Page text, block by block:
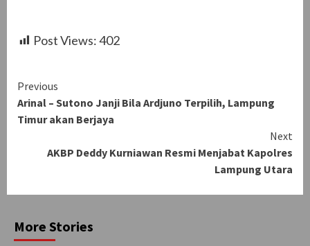
Post Views:402
Continue
Reading
Previous
Arinal – Sutono Janji Bila Ardjuno Terpilih, Lampung
Timur akan Berjaya
Next
AKBP Deddy Kurniawan Resmi Menjabat Kapolres
Lampung Utara
More Stories